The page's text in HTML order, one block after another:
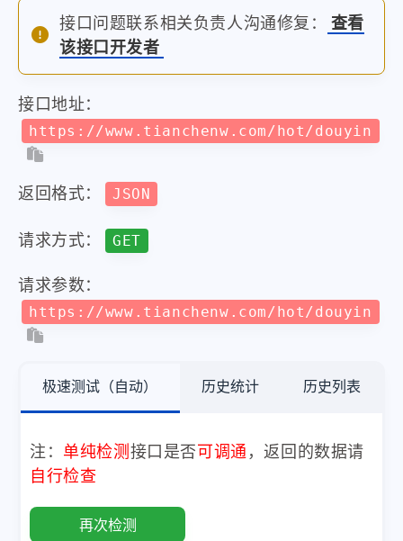
接口问题联系相关负责人沟通修复：
查看
该接口开发者
接口地址：
https://www.tianchenw.com/hot/douyin
返回格式： JSON
请求方式： GET
请求参数：
https://www.tianchenw.com/hot/douyin
极速测试（自动） 历史统计 历史列表
注： 单纯检测 接口是否 可调通 ，返回的数据请
自行检查
再次检测